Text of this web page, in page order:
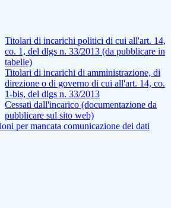
Titolari di incarichi politici di cui all'art. 14,
co. 1, del dlgs n. 33/2013 (da pubblicare in
tabelle)
Titolari di incarichi di amministrazione, di
direzione o di governo di cui all'art. 14, co.
1-bis, del dlgs n. 33/2013
Cessati dall'incarico (documentazione da
pubblicare sul sito web)
per mancata comunicazione dei dati